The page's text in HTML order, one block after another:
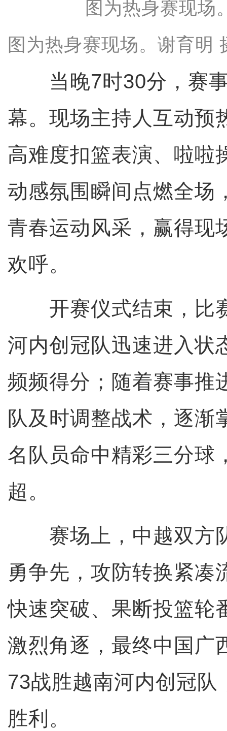
图为热身赛现场。谢育明
当晚7时30分，赛事
幕。现场主持人互动预
高难度扣篮表演、啦啦
动感氛围瞬间点燃全场
青春运动风采，赢得现
欢呼。
开赛仪式结束，比
河内创冠队迅速进入状
频频得分；随着赛事推
队及时调整战术，逐渐
名队员命中精彩三分球
超。
赛场上，中越双方
勇争先，攻防转换紧凑
快速突破、果断投篮轮
激烈角逐，最终中国广
73战胜越南河内创冠队
胜利。